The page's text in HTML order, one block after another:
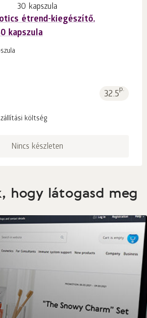
étrend-kiegészítő.
kapszula
32.5p.
költség
Nincs készleten
hogy látogasd meg